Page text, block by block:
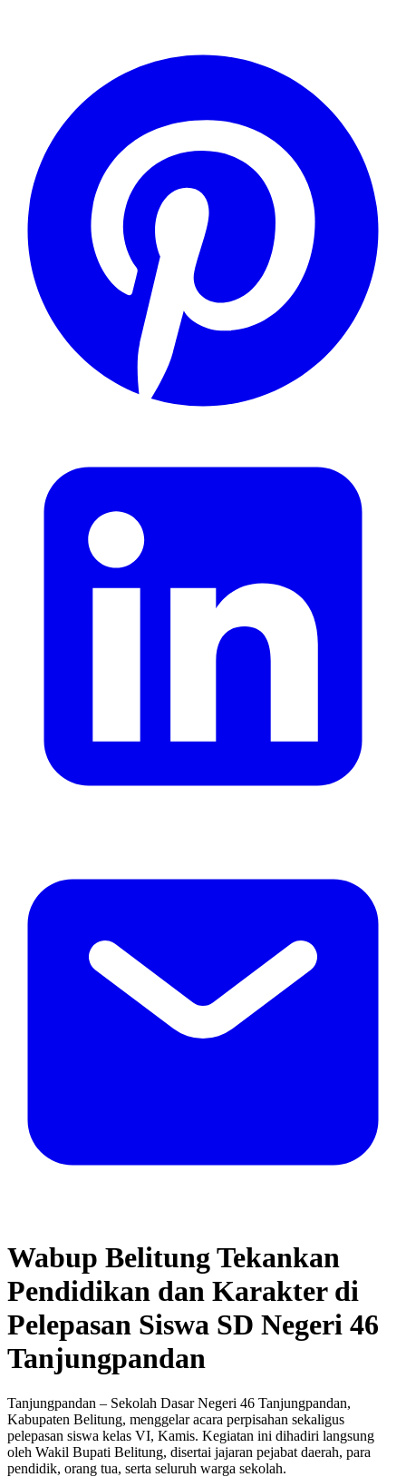
Wabup Belitung Tekankan
Pendidikan dan Karakter di
Pelepasan Siswa SD Negeri 46
Tanjungpandan
Tanjungpandan – Sekolah Dasar Negeri 46 Tanjungpandan,
Kabupaten Belitung, menggelar acara perpisahan sekaligus
pelepasan siswa kelas VI, Kamis. Kegiatan ini dihadiri langsung
oleh Wakil Bupati Belitung, disertai jajaran pejabat daerah, para
pendidik, orang tua, serta seluruh warga sekolah.